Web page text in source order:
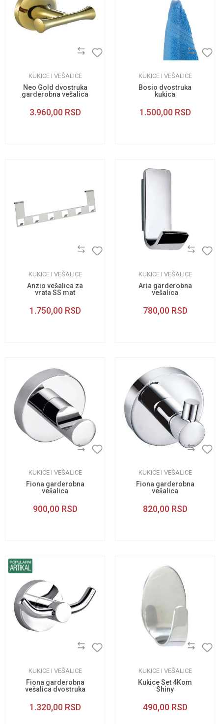
KUKICE I VEŠALICE
Neo Gold dvostruka
garderobna vešalica
3.960,00 RSD
KUKICE I VEŠALICE
Bosio dvostruka
kukica
1.500,00 RSD
KUKICE I VEŠALICE
Anzio vešalica za
vrata SS mat
1.750,00 RSD
KUKICE I VEŠALICE
Aria garderobna
vešalica
780,00 RSD
KUKICE I VEŠALICE
Fiona garderobna
vešalica
900,00 RSD
KUKICE I VEŠALICE
Fiona garderobna
vešalica
820,00 RSD
KUKICE I VEŠALICE
Fiona garderobna
vešalica dvostruka
1.320,00 RSD
KUKICE I VEŠALICE
Kukice Set 4Kom
Shiny
490,00 RSD